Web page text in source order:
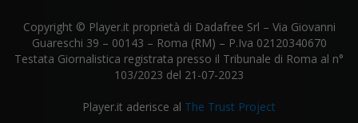
Copyright © Player.it proprietà di Dadafree Srl – Via Giovanni
Guareschi 39 – 00143 – Roma (RM) – P.Iva 02120340670
Testata Giornalistica registrata presso il Tribunale di Roma al n°
103/2023 del 21-07-2023
Player.it aderisce al The Trust Project